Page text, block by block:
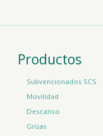
Productos
Subvencionados SCS
Movilidad
Descanso
Grúas